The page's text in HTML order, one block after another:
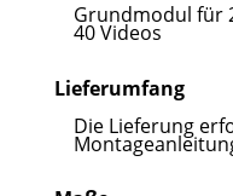
Grundmodul für
40 Videos
Lieferumfang
Die Lieferung